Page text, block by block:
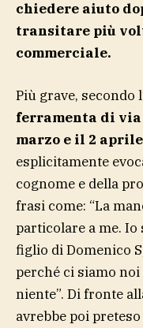
chiedere aiuto
transitare più
commerciale.
Più grave, secondo
ferramenta di
marzo e il 2 aprile
esplicitamente
cognome e della
frasi come: “La
particolare a me.
figlio di Domenico
perché ci siamo
niente”. Di fronte
avrebbe poi